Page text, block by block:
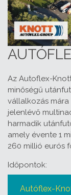
Az Autoflex-
minőségű
vállalkozás
jelenlévő
harmadik
amely évente 1
260 millió eurós
Időpontok:
Autóflex-